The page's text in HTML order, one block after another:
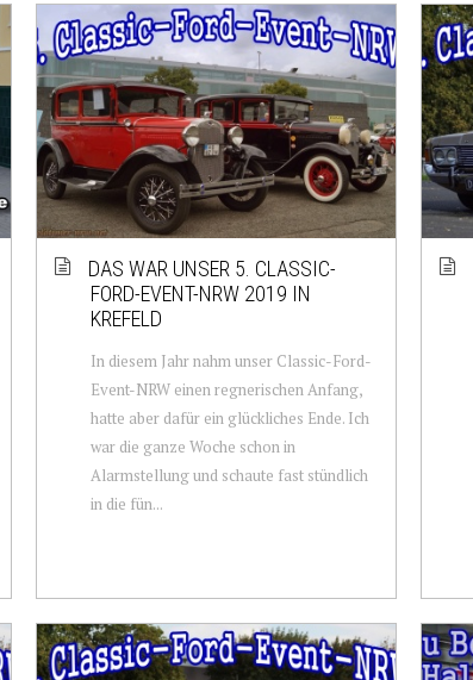
DAS WAR UNSER 5. CLASSIC-
FORD-EVENT-NRW 2019 IN
KREFELD
In diesem Jahr nahm unser Classic-Ford-
Event-NRW einen regnerischen Anfang,
hatte aber dafür ein glückliches Ende. Ich
war die ganze Woche schon in
Alarmstellung und schaute fast stündlich
in die fün...